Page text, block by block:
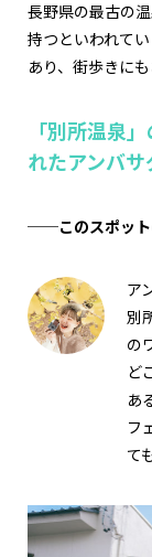
長野県の最古の
持つといわれて
あり、街歩きに
「別所温泉
れたアンバサ
──このスポット
ア
別
の
ど
あ
フ
て